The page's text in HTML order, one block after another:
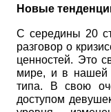
Новые
С середины 20
разговор о
ценностей. Это
мире, и в нашей
типа. В свою
доступом